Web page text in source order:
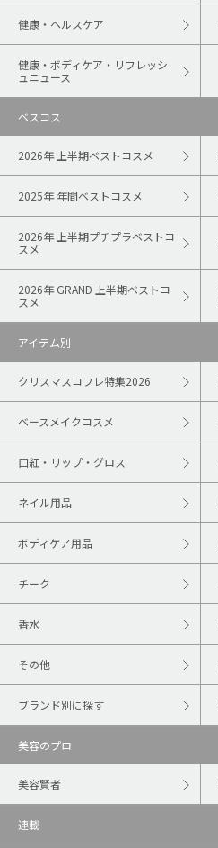
健康・ヘルスケア
健康・ボディケア・リフレッシ
ュニュース
ベスコス
2026年 上半期ベストコスメ
2025年 年間ベストコスメ
2026年 上半期プチプラベストコ
スメ
2026年 GRAND 上半期ベストコ
スメ
アイテム別
クリスマスコフレ特集2026
ベースメイクコスメ
口紅・リップ・グロス
ネイル用品
ボディケア用品
チーク
香水
その他
ブランド別に探す
美容のプロ
美容賢者
連載